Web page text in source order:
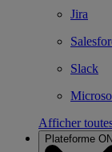
Jira
Slack
Afficher
Plateforme